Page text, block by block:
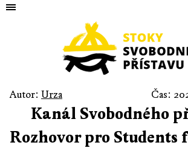
Autor: Urza Čas:
Kanál Svobodného
Rozhovor pro Students